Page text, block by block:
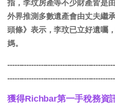
指，李玟房產等不少財產皆是
外界推測多數遺產會由丈夫繼
頭條》表示，李玟已立好遺囑
媽。
獲得Richbar第一手稅務資